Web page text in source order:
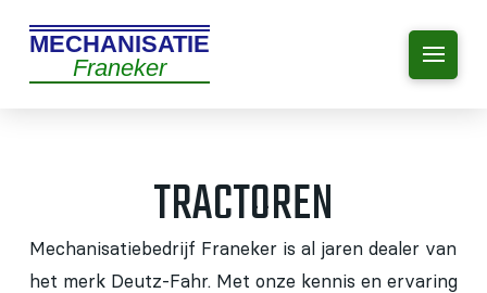
MECHANISATIE
Franeker
TRACTOREN
Mechanisatiebedrijf Franeker is al jaren dealer van
het merk Deutz-Fahr. Met onze kennis en ervaring